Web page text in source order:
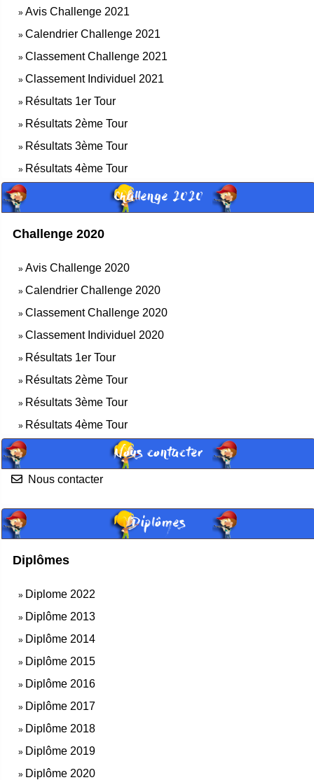
» Avis Challenge 2021
» Calendrier Challenge 2021
» Classement Challenge 2021
» Classement Individuel 2021
» Résultats 1er Tour
» Résultats 2ème Tour
» Résultats 3ème Tour
» Résultats 4ème Tour
Challenge 2020
Challenge 2020
» Avis Challenge 2020
» Calendrier Challenge 2020
» Classement Challenge 2020
» Classement Individuel 2020
» Résultats 1er Tour
» Résultats 2ème Tour
» Résultats 3ème Tour
» Résultats 4ème Tour
Nous contacter
Nous contacter
Diplômes
Diplômes
» Diplome 2022
» Diplôme 2013
» Diplôme 2014
» Diplôme 2015
» Diplôme 2016
» Diplôme 2017
» Diplôme 2018
» Diplôme 2019
» Diplôme 2020